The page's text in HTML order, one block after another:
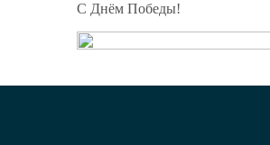
С Днём Победы!